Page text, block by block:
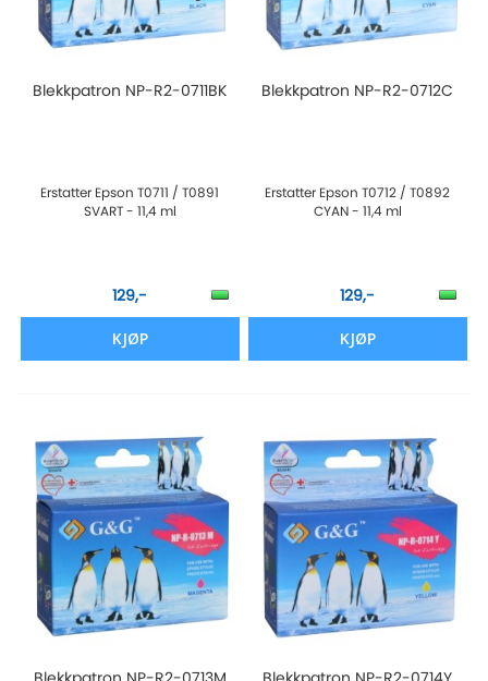
Blekkpatron NP-R2-0711BK
Erstatter Epson T0711 / T0891
SVART - 11,4 ml
129,-
KJØP
Blekkpatron NP-R2-0712C
Erstatter Epson T0712 / T0892
CYAN - 11,4 ml
129,-
KJØP